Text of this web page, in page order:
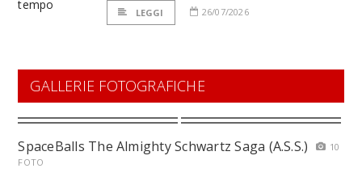
LEGGI 26/07/2026
GALLERIE FOTOGRAFICHE
SpaceBalls The Almighty Schwartz Saga (A.S.S.)
10
FOTO